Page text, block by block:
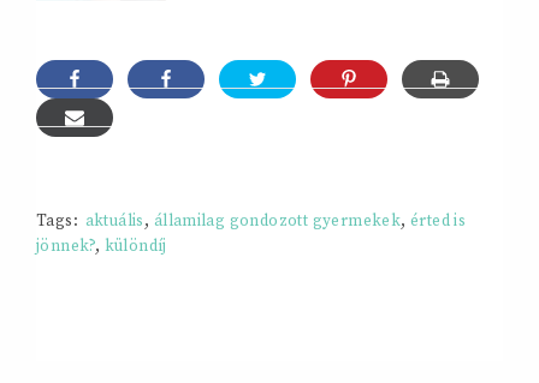
Tags: aktuális, államilag gondozott gyermekek,érted is
jönnek?, különdíj